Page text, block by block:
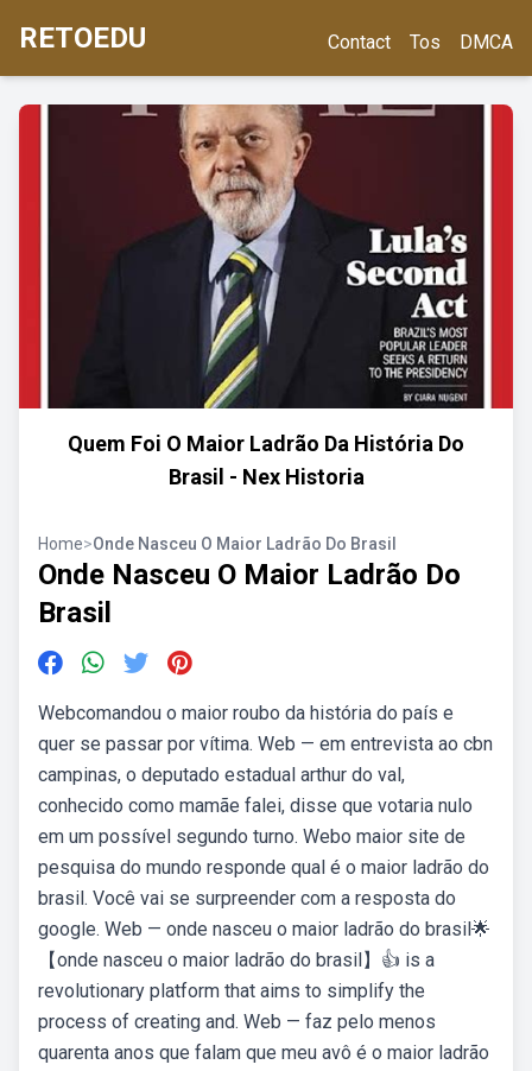
RETOEDU Contact Tos DMCA
Quem Foi O Maior Ladrão Da História Do
Brasil - Nex Historia
Home>Onde Nasceu O Maior Ladrão Do Brasil
Onde Nasceu O Maior Ladrão Do
Brasil
Webcomandou o maior roubo da história do país e
quer se passar por vítima. Web — em entrevista ao cbn
campinas, o deputado estadual arthur do val,
conhecido como mamãe falei, disse que votaria nulo
em um possível segundo turno. Webo maior site de
pesquisa do mundo responde qual é o maior ladrão do
brasil. Você vai se surpreender com a resposta do
google. Web — onde nasceu o maior ladrão do brasil🌟
【onde nasceu o maior ladrão do brasil】👍 is a
revolutionary platform that aims to simplify the
process of creating and. Web — faz pelo menos
quarenta anos que falam que meu avô é o maior ladrão